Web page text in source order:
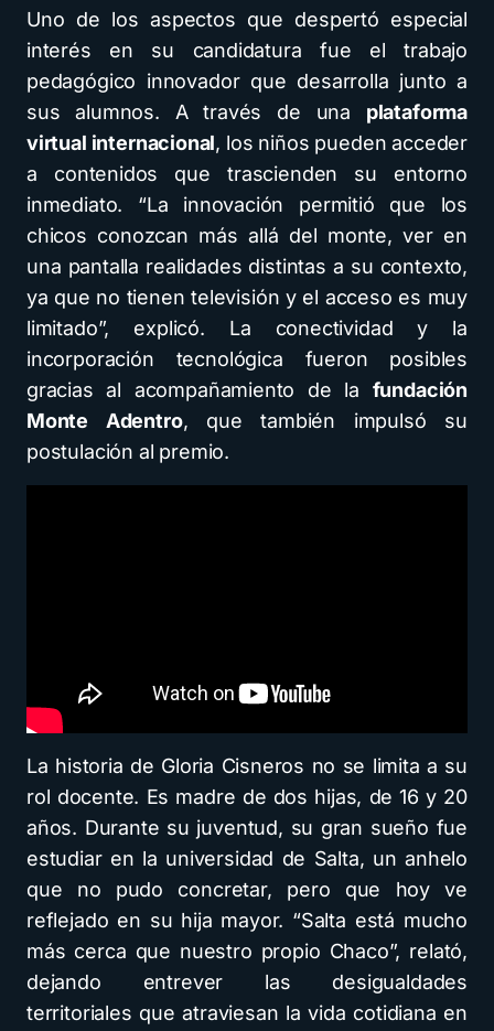
Uno de los aspectos que despertó especial
interés en su candidatura fue el trabajo
pedagógico innovador que desarrolla junto a
sus alumnos. A través de una plataforma
virtual internacional, los niños pueden acceder
a contenidos que trascienden su entorno
inmediato. “La innovación permitió que los
chicos conozcan más allá del monte, ver en
una pantalla realidades distintas a su contexto,
ya que no tienen televisión y el acceso es muy
limitado”, explicó. La conectividad y la
incorporación tecnológica fueron posibles
gracias al acompañamiento de la fundación
Monte Adentro, que también impulsó su
postulación al premio.
La historia de Gloria Cisneros no se limita a su
rol docente. Es madre de dos hijas, de 16 y 20
años. Durante su juventud, su gran sueño fue
estudiar en la universidad de Salta, un anhelo
que no pudo concretar, pero que hoy ve
reflejado en su hija mayor. “Salta está mucho
más cerca que nuestro propio Chaco”, relató,
dejando entrever las desigualdades
territoriales que atraviesan la vida cotidiana en